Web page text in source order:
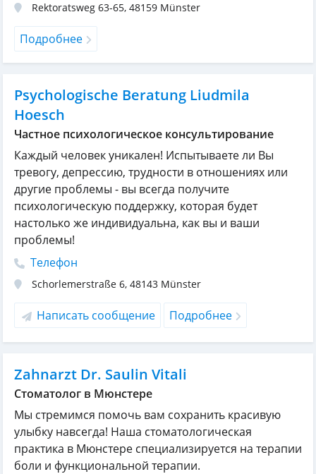
Rektoratsweg 63-65, 48159 Münster
Подробнее
Psychologische Beratung Liudmila
Hoesch
Частное психологическое консультирование
Каждый человек уникален! Испытываете ли Вы
тревогу, депрессию, трудности в отношениях или
другие проблемы - вы всегда получите
психологическую поддержку, которая будет
настолько же индивидуальна, как вы и ваши
проблемы!
Телефон
Schorlemerstraße 6, 48143 Münster
Написать сообщение Подробнее
Zahnarzt Dr. Saulin Vitali
Стоматолог в Мюнстере
Мы стремимся помочь вам сохранить красивую
улыбку навсегда! Наша стоматологическая
практика в Мюнстере специализируется на терапии
боли и функциональной терапии.